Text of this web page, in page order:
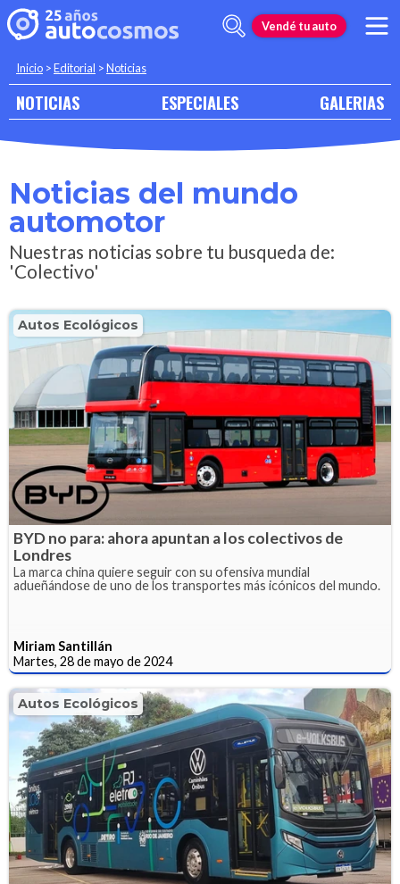
Vendé tu auto
Inicio >Editorial >Noticias
NOTICIAS ESPECIALES GALERIAS
Noticias del mundo
automotor
Nuestras noticias sobre tu busqueda de:
'Colectivo'
Autos Ecológicos
BYD no para: ahora apuntan a los colectivos de
Londres
La marca china quiere seguir con su ofensiva mundial
adueñándose de uno de los transportes más icónicos del mundo.
Miriam Santillán
Martes, 28 de mayo de 2024
Autos Ecológicos